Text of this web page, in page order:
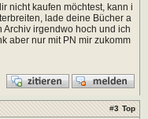
nicht kaufen möchtest, kann i
lade deine Bücher a
irgendwo hoch und ich
aber nur mit PN mir zukomm
#3 Top